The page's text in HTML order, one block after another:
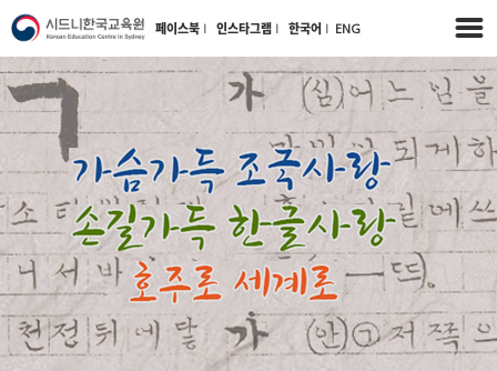
페이스북 l 인스타그램 l 한국어 l ENG